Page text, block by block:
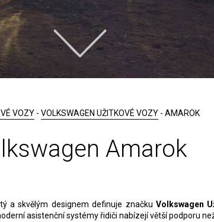
VOZY- VOLKSWAGEN UŽITKOVÉ VOZY- AMAROK
Amarok
a skvělým designem definuje značkuVolkswagen
asistenční systémy řidiči nabízejí větší podporu